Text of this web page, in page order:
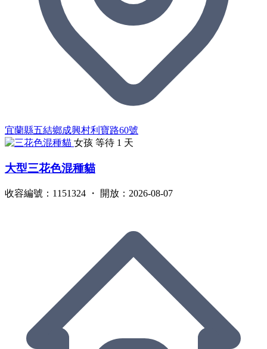
宜蘭縣五結鄉成興村利寶路60號
女孩 等待 1 天
大型三花色混種貓
收容編號：1151324 ・ 開放：2026-08-07